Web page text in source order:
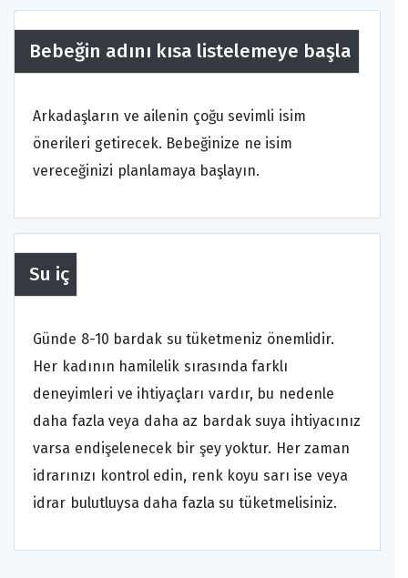
Bebeğin adını kısa listelemeye başla
Arkadaşların ve ailenin çoğu sevimli isim
önerileri getirecek. Bebeğinize ne isim
vereceğinizi planlamaya başlayın.
Su iç
Günde 8-10 bardak su tüketmeniz önemlidir.
Her kadının hamilelik sırasında farklı
deneyimleri ve ihtiyaçları vardır, bu nedenle
daha fazla veya daha az bardak suya ihtiyacınız
varsa endişelenecek bir şey yoktur. Her zaman
idrarınızı kontrol edin, renk koyu sarı ise veya
idrar bulutluysa daha fazla su tüketmelisiniz.